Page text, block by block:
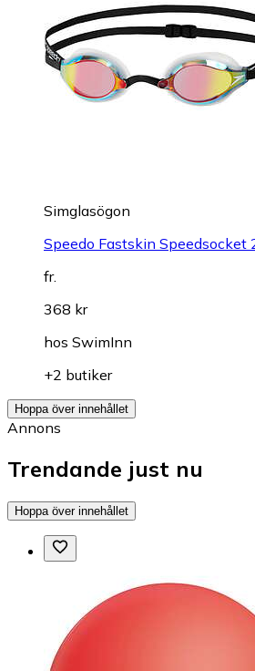
Simglasögon
Speedo Fastskin Speedsocket
fr.
368 kr
hos SwimInn
+2 butiker
Hoppa över innehållet
Annons
Trendande just nu
Hoppa över innehållet